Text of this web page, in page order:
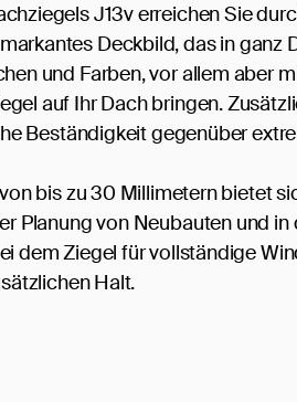
J13v erreichen Sie
Deckbild, das in ganz
und Farben, vor allem aber
auf Ihr Dach bringen.
Beständigkeit gegenüber
bis zu 30 Millimetern bietet
Planung von Neubauten und in
dem Ziegel für vollständige
Halt.